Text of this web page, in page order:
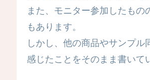
また、モニター参加したもの
もあります。
しかし、他の商品やサンプル
感じたことをそのまま書いて